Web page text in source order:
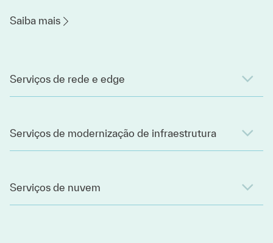
Saiba mais
Serviços de rede e edge
Serviços de modernização de infraestrutura
Serviços de nuvem